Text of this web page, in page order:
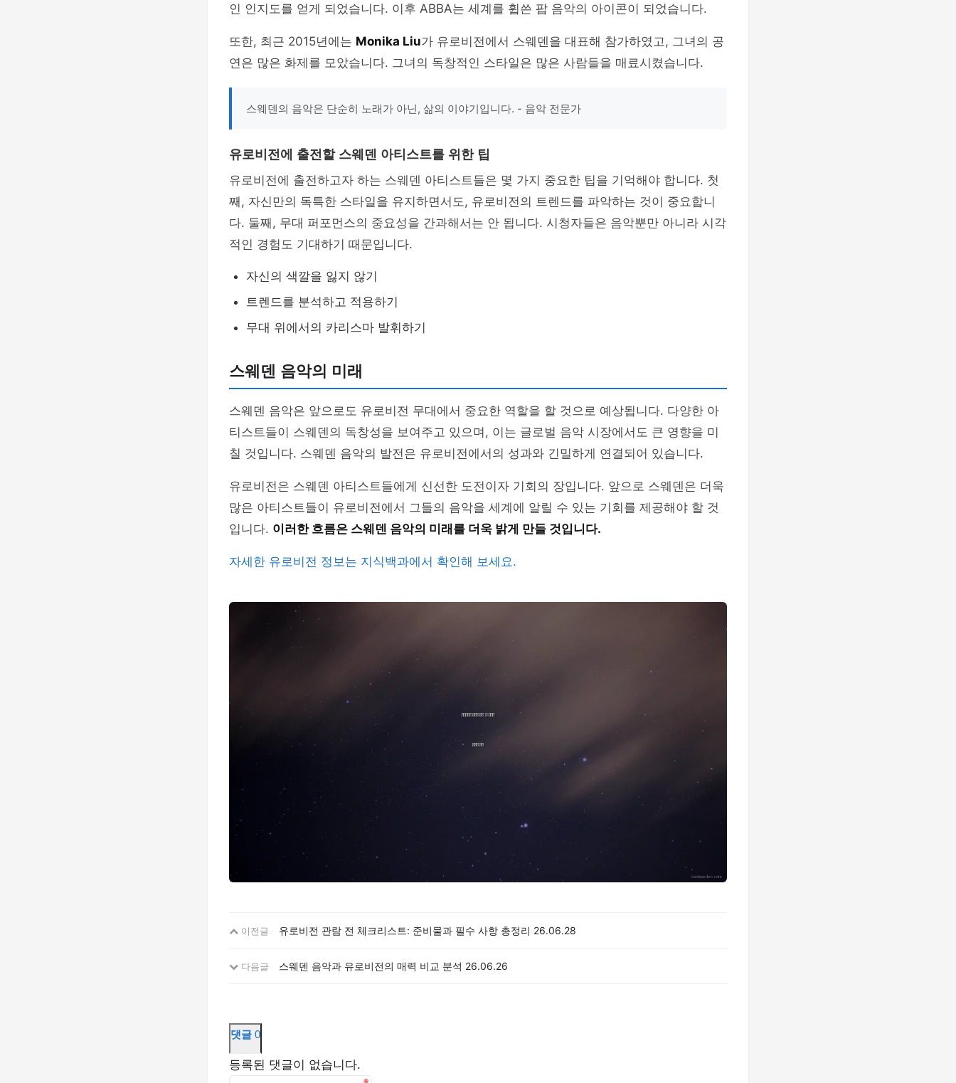
인 인지도를 얻게 되었습니다. 이후 ABBA는 세계를 휩쓴 팝 음악의 아이콘이 되었습니다.
또한, 최근 2015년에는 Monika Liu가 유로비전에서 스웨덴을 대표해 참가하였고, 그녀의 공
연은 많은 화제를 모았습니다. 그녀의 독창적인 스타일은 많은 사람들을 매료시켰습니다.
스웨덴의 음악은 단순히 노래가 아닌, 삶의 이야기입니다. - 음악 전문가
유로비전에 출전할 스웨덴 아티스트를 위한 팁
유로비전에 출전하고자 하는 스웨덴 아티스트들은 몇 가지 중요한 팁을 기억해야 합니다. 첫
째, 자신만의 독특한 스타일을 유지하면서도, 유로비전의 트렌드를 파악하는 것이 중요합니
다. 둘째, 무대 퍼포먼스의 중요성을 간과해서는 안 됩니다. 시청자들은 음악뿐만 아니라 시각
적인 경험도 기대하기 때문입니다.
자신의 색깔을 잃지 않기
트렌드를 분석하고 적용하기
무대 위에서의 카리스마 발휘하기
스웨덴 음악의 미래
스웨덴 음악은 앞으로도 유로비전 무대에서 중요한 역할을 할 것으로 예상됩니다. 다양한 아
티스트들이 스웨덴의 독창성을 보여주고 있으며, 이는 글로벌 음악 시장에서도 큰 영향을 미
칠 것입니다. 스웨덴 음악의 발전은 유로비전에서의 성과와 긴밀하게 연결되어 있습니다.
유로비전은 스웨덴 아티스트들에게 신선한 도전이자 기회의 장입니다. 앞으로 스웨덴은 더욱
많은 아티스트들이 유로비전에서 그들의 음악을 세계에 알릴 수 있는 기회를 제공해야 할 것
입니다. 이러한 흐름은 스웨덴 음악의 미래를 더욱 밝게 만들 것입니다.
자세한 유로비전 정보는 지식백과에서 확인해 보세요.
이전글 유로비전 관람 전 체크리스트: 준비물과 필수 사항 총정리 26.06.28
다음글 스웨덴 음악과 유로비전의 매력 비교 분석 26.06.26
댓글 0
등록된 댓글이 없습니다.